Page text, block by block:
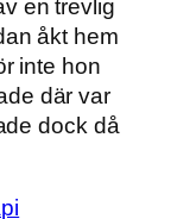
en trevlig
åkt hem
inte hon
där var
dock då